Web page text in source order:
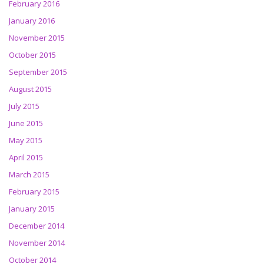
February 2016
January 2016
November 2015
October 2015
September 2015
August 2015
July 2015
June 2015
May 2015
April 2015
March 2015
February 2015
January 2015
December 2014
November 2014
October 2014